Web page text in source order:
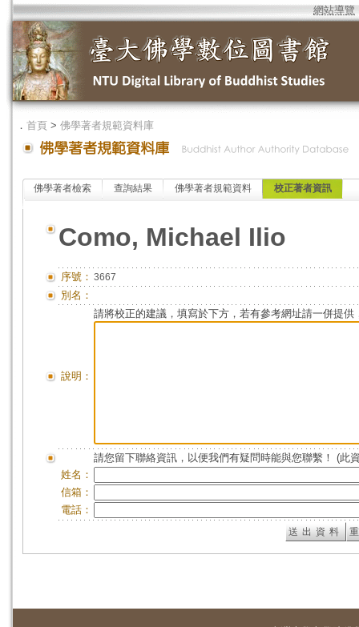
網站導覽
． 首頁 > 佛學著者規範資料庫
佛學著者檢索 查詢結果 佛學著者規範資料 校正著者資訊
Como, Michael Ilio
序號： 3667
別名：
說明：
請將校正的建議，填寫於下方，若有參考網址請一併提供
請您留下聯絡資訊，以便我們有疑問時能與您聯繫！ (此
姓名：
信箱：
電話：